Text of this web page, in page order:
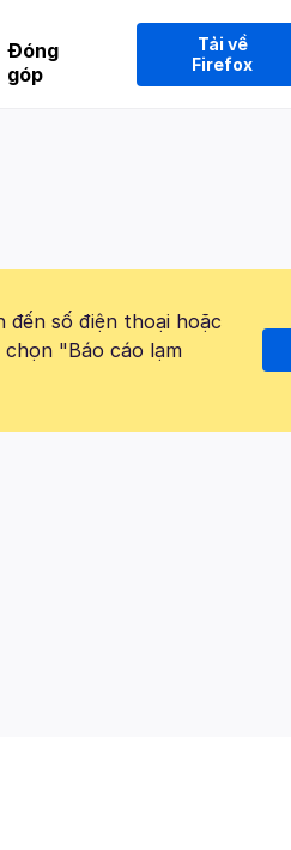
Đóng
góp
Tải về
Firefox
đến số điện thoại hoặc
"Báo cáo lạm